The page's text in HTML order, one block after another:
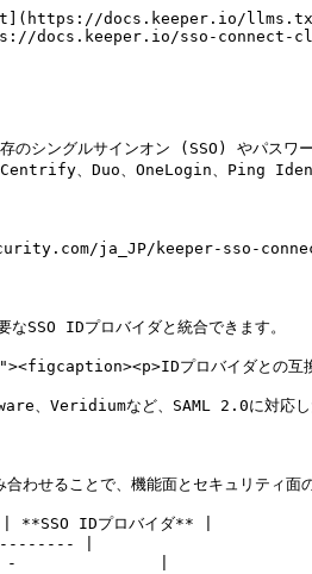
docs.keeper.io/
docs.keeper.io/sso-connect-
シングルサインオン (SSO) やパスワ
、Duo、OneLogin、Ping Identity
ja_JP/keeper-sso-
SSO IDプロバイダと統合できます。
プロバイダとの
、Veridiumなど、SAML 2.0に対応し
わせることで、機能面とセキュリティ面
IDプロバイダ** |
|
| -               |